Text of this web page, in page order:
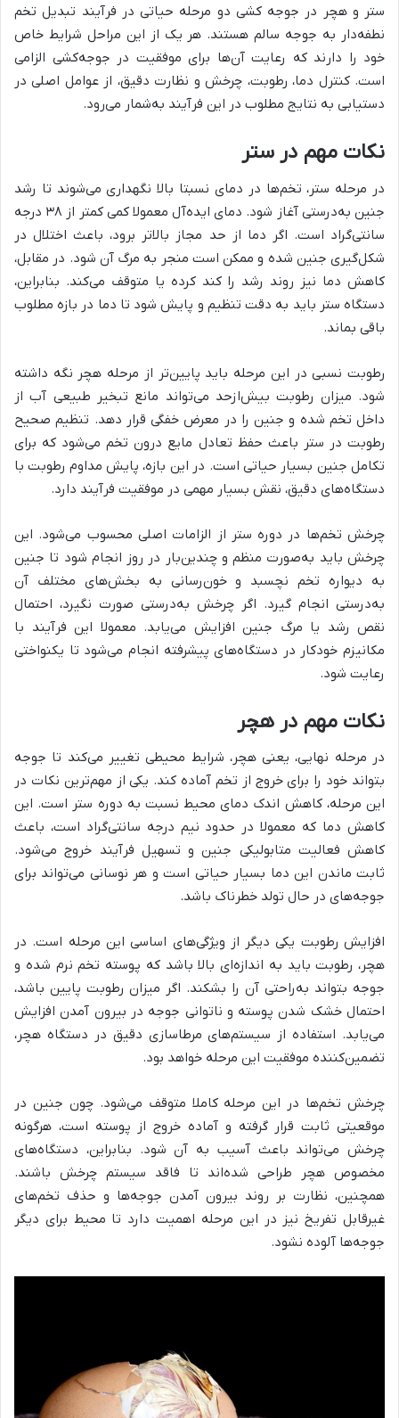
ستر و هچر در جوجه کشی دو مرحله حیاتی در فرآیند تبدیل تخم
نطفه‌دار به جوجه سالم هستند. هر یک از این مراحل شرایط خاص
خود را دارند که رعایت آن‌ها برای موفقیت در جوجه‌کشی الزامی
است. کنترل دما، رطوبت، چرخش و نظارت دقیق، از عوامل اصلی در
دستیابی به نتایج مطلوب در این فرآیند به‌شمار می‌رود.
نکات مهم در ستر
در مرحله ستر، تخم‌ها در دمای نسبتا بالا نگهداری می‌شوند تا رشد
جنین به‌درستی آغاز شود. دمای ایده‌آل معمولا کمی کمتر از ۳۸ درجه
سانتی‌گراد است. اگر دما از حد مجاز بالاتر برود، باعث اختلال در
شکل‌گیری جنین شده و ممکن است منجر به مرگ آن شود. در مقابل،
کاهش دما نیز روند رشد را کند کرده یا متوقف می‌کند. بنابراین،
دستگاه ستر باید به دقت تنظیم و پایش شود تا دما در بازه مطلوب
باقی بماند.
رطوبت نسبی در این مرحله باید پایین‌تر از مرحله هچر نگه داشته
شود. میزان رطوبت بیش‌ازحد می‌تواند مانع تبخیر طبیعی آب از
داخل تخم شده و جنین را در معرض خفگی قرار دهد. تنظیم صحیح
رطوبت در ستر باعث حفظ تعادل مایع درون تخم می‌شود که برای
تکامل جنین بسیار حیاتی است. در این بازه، پایش مداوم رطوبت با
دستگاه‌های دقیق، نقش بسیار مهمی در موفقیت فرآیند دارد.
چرخش تخم‌ها در دوره ستر از الزامات اصلی محسوب می‌شود. این
چرخش باید به‌صورت منظم و چندین‌بار در روز انجام شود تا جنین
به دیواره تخم نچسبد و خون‌رسانی به بخش‌های مختلف آن
به‌درستی انجام گیرد. اگر چرخش به‌درستی صورت نگیرد، احتمال
نقص رشد یا مرگ جنین افزایش می‌یابد. معمولا این فرآیند با
مکانیزم خودکار در دستگاه‌های پیشرفته انجام می‌شود تا یکنواختی
رعایت شود.
نکات مهم در هچر
در مرحله نهایی، یعنی هچر، شرایط محیطی تغییر می‌کند تا جوجه
بتواند خود را برای خروج از تخم آماده کند. یکی از مهم‌ترین نکات در
این مرحله، کاهش اندک دمای محیط نسبت به دوره ستر است. این
کاهش دما که معمولا در حدود نیم درجه سانتی‌گراد است، باعث
کاهش فعالیت متابولیکی جنین و تسهیل فرآیند خروج می‌شود.
ثابت ماندن این دما بسیار حیاتی است و هر نوسانی می‌تواند برای
جوجه‌های در حال تولد خطرناک باشد.
افزایش رطوبت یکی دیگر از ویژگی‌های اساسی این مرحله است. در
هچر، رطوبت باید به اندازه‌ای بالا باشد که پوسته تخم نرم شده و
جوجه بتواند به‌راحتی آن را بشکند. اگر میزان رطوبت پایین باشد،
احتمال خشک شدن پوسته و ناتوانی جوجه در بیرون آمدن افزایش
می‌یابد. استفاده از سیستم‌های مرطاسازی دقیق در دستگاه هچر،
تضمین‌کننده موفقیت این مرحله خواهد بود.
چرخش تخم‌ها در این مرحله کاملا متوقف می‌شود. چون جنین در
موقعیتی ثابت قرار گرفته و آماده خروج از پوسته است، هرگونه
چرخش می‌تواند باعث آسیب به آن شود. بنابراین، دستگاه‌های
مخصوص هچر طراحی شده‌اند تا فاقد سیستم چرخش باشند.
همچنین، نظارت بر روند بیرون آمدن جوجه‌ها و حذف تخم‌های
غیرقابل تفریخ نیز در این مرحله اهمیت دارد تا محیط برای دیگر
جوجه‌ها آلوده نشود.